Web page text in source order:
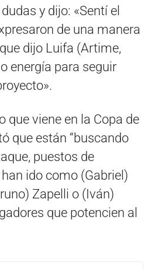
y dijo: «Sentí el
de una manera
dijo Luifa (Artime,
energía para seguir
que viene en la Copa de
que están “buscando
puestos de
ido como (Gabriel)
Zapelli o (Iván)
que potencien al